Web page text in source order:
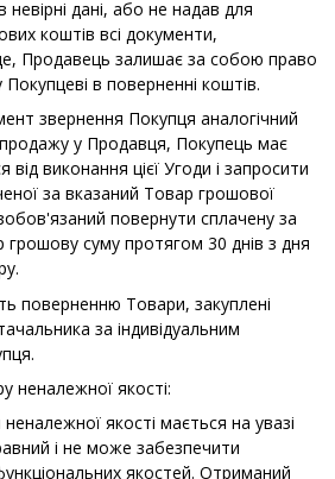
невірні дані, або не надав для
коштів всі документи,
Продавець залишає за собою право
в поверненні коштів.
звернення Покупця аналогічний
продажу у Продавця, Покупець має
від виконання цієї Угоди і запросити
за вказаний Товар грошової
повернути сплачену за
грошову суму протягом 30 днів з дня
поверненню Товари, закуплені
за індивідуальним
неналежної якості:
якості мається на увазі
і не може забезпечити
якостей. Отриманий